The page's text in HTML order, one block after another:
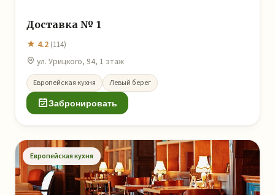
Доставка № 1
★ 4.2 (114)
ул. Урицкого, 94, 1 этаж
Европейская кухня Левый берег
Забронировать
Европейская кухня